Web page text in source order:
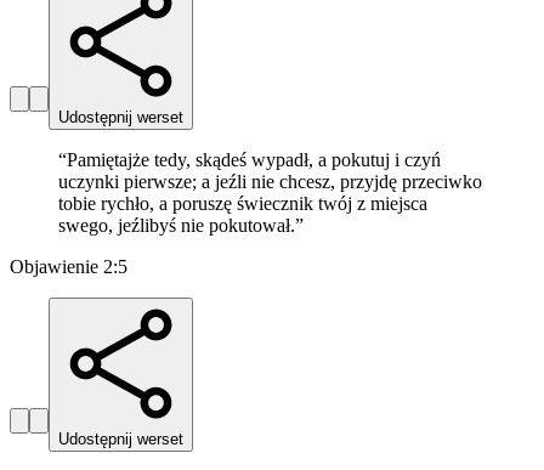
Udostępnij werset
“Pamiętajże tedy, skądeś wypadł, a pokutuj i czyń
uczynki pierwsze; a jeźli nie chcesz, przyjdę przeciwko
tobie rychło, a poruszę świecznik twój z miejsca
swego, jeźlibyś nie pokutował.”
Objawienie 2:5
Udostępnij werset